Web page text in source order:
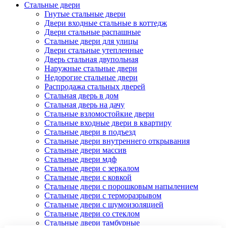
Стальные двери
Гнутые стальные двери
Двери входные стальные в коттедж
Двери стальные распашные
Стальные двери для улицы
Двери стальные утепленные
Дверь стальная двупольная
Наружные стальные двери
Недорогие стальные двери
Распродажа стальных дверей
Стальная дверь в дом
Стальная дверь на дачу
Стальные взломостойкие двери
Стальные входные двери в квартиру
Стальные двери в подъезд
Стальные двери внутреннего открывания
Стальные двери массив
Стальные двери мдф
Стальные двери с зеркалом
Стальные двери с ковкой
Стальные двери с порошковым напылением
Стальные двери с терморазрывом
Стальные двери с шумоизоляцией
Стальные двери со стеклом
Стальные двери тамбурные